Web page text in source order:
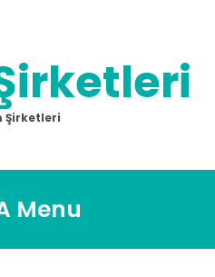
Şirketleri
Menu